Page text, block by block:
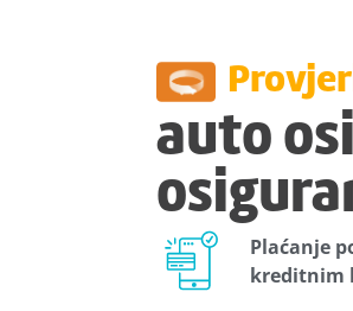
auto
Plaćanje
kreditnim